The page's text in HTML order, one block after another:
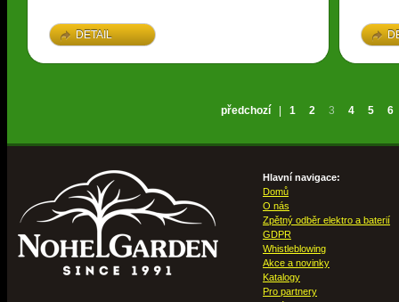
DETAIL
předchozí 1 2 3 4 5 6
Hlavní navigace:
Domů
O nás
Zpětný odběr elektro a baterií
GDPR
Whistleblowing
Akce a novinky
Katalogy
Pro partnery